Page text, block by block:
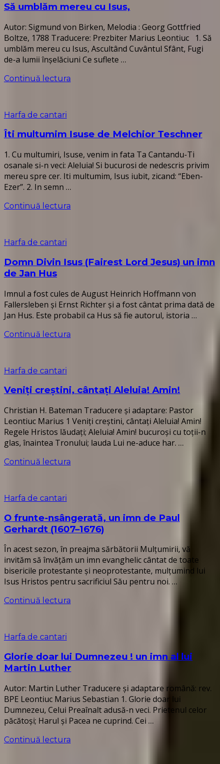
Să umblăm mereu cu Isus,
Autor: Sigmund von Birken, Melodia : Georg Gottfried
Boltze, 1788 Traducere: Prezbiter Marius Leontiuc 1. Să
umblăm mereu cu Isus, Ascultând Cuvântul Sfânt, Fugi
de-a lumii înșelăciuni Ce suflete …
Continuă lectura
Harfa de cantari
Îti multumim Isuse de Melchior Teschner
1. Cu multumiri, Isuse, venim in fata Ta Cantandu-Ti
osanale si-n veci: Aleluia! Si bucurosi de nedescris privim
mereu spre cer. Iti multumim, Isus iubit, zicand: “Eben-
Ezer”. 2. In semn …
Continuă lectura
Harfa de cantari
Domn Divin Isus (Fairest Lord Jesus) un imn
de Jan Hus
Imnul a fost cules de August Heinrich Hoffmann von
Fallersleben și Ernst Richter și a fost cântat prima dată de
Jan Hus. Este probabil ca Hus să fie autorul, istoria …
Continuă lectura
Harfa de cantari
Veniți creștini, cântați Aleluia! Amin!
Christian H. Bateman Traducere și adaptare: Pastor
Leontiuc Marius 1 Veniți creștini, cântați Aleluia! Amin!
Regele Hristos lăudați; Aleluia! Amin! bucuroși cu toții-n
glas, înaintea Tronului; lauda Lui ne-aduce har. …
Continuă lectura
Harfa de cantari
O frunte-nsângerată, un imn de Paul
Gerhardt (1607–1676)
În acest sezon, în preajma sărbătorii Mulțumirii, vă
invităm să învățăm un imn evanghelic cântat de toate
bisericile protestante și neoprotestante, mulțumind lui
Isus Hristos pentru sacrificiul Său pentru noi. …
Continuă lectura
Harfa de cantari
Glorie doar lui Dumnezeu ! un imn al lui
Martin Luther
Autor: Martin Luther Traducere și adaptare română: rev.
BPE Leontiuc Marius Sebastian 1. Glorie doar lui
Dumnezeu, Celui Preaînalt adusă-n veci. Prietenul celor
păcătoși; Harul și Pacea ne cuprind. Cei …
Continuă lectura